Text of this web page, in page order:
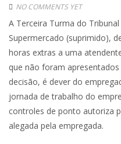
NO COMMENTS YET
A Terceira Turma do
Supermercado (suprimido),
horas extras a uma
que não foram
decisão, é dever do
jornada de trabalho do
controles de ponto autoriza
alegada pela empregada.